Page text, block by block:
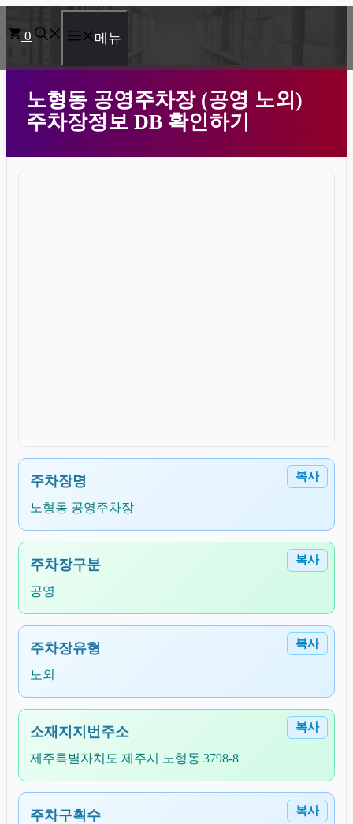
텐
0 메뉴
노형동 공영주차장 (공영 노외)
주차장정보 DB 확인하기
복사
주차장명
노형동 공영주차장
복사
주차장구분
공영
복사
주차장유형
노외
복사
소재지지번주소
제주특별자치도 제주시 노형동 3798-8
복사
주차구획수